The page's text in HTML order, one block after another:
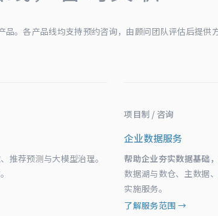
。各产品线均支持预约咨询，由顾问团队评估后提供
推荐预测与大模型治理。
项目制 / 咨询
企业数据服务
帮助企业夯实数据基础
数据湖与数仓、主数据
实施服务。
了解服务范围 →